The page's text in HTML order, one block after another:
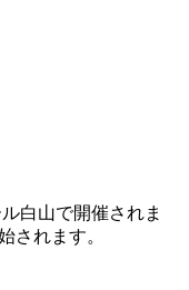
白山で開催されま
されます。